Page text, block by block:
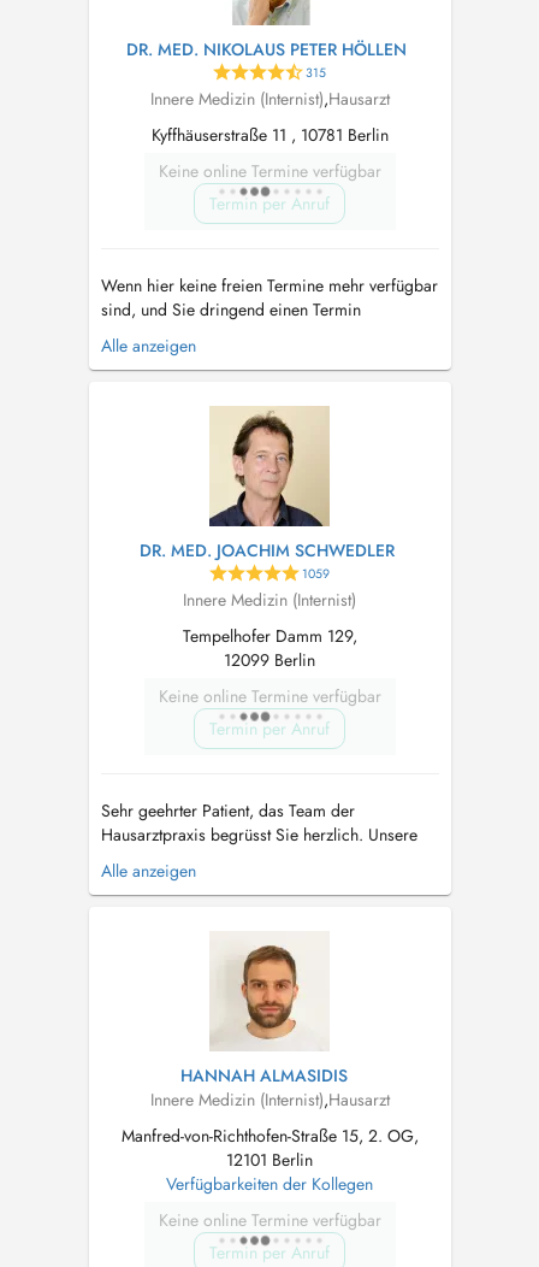
DR. MED. NIKOLAUS PETER HÖLLEN
315
Innere Medizin (Internist),Hausarzt
Kyffhäuserstraße 11 , 10781 Berlin
Keine online Termine verfügbar
Termin per Anruf
Wenn hier keine freien Termine mehr verfügbar
sind, und Sie dringend einen Termin
benötigen, ist es für Neupatienten, die in der
GKV versichert sind, möglich einen Termin
vereinbaren. Dies können Sie online, per E-Mail
oder unter +49 30 116 117 tun. Sie erhalt...
Alle anzeigen
DR. MED. JOACHIM SCHWEDLER
1059
Innere Medizin (Internist)
Tempelhofer Damm 129,
12099 Berlin
Keine online Termine verfügbar
Termin per Anruf
Sehr geehrter Patient, das Team der
Hausarztpraxis begrüsst Sie herzlich. Unsere
Hausarztpraxis bietet umfangreiche
diagnostische Möglichkeiten. Im individuellen
Alle anzeigen
HANNAH ALMASIDIS
Innere Medizin (Internist),Hausarzt
Manfred-von-Richthofen-Straße 15, 2. OG,
12101 Berlin
Verfügbarkeiten der Kollegen
Keine online Termine verfügbar
Termin per Anruf